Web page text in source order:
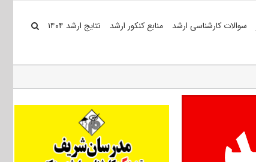
سوالات کارشناسی ارشد منابع کنکور ارشد نتایج ارشد ۱۴۰۴